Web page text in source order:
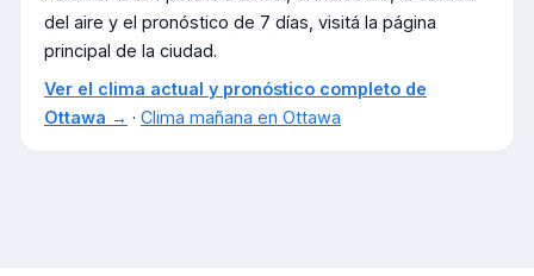
del aire y el pronóstico de 7 días, visitá la página
principal de la ciudad.
Ver el clima actual y pronóstico completo de
Ottawa → · Clima mañana en Ottawa